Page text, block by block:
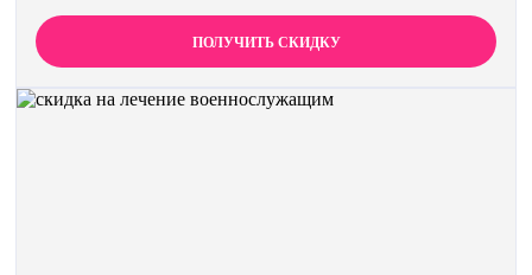
специальную цену на одновременное лечение. Второй
член семьи получает скидку 15%. Лечиться вместе
эффективнее и выгоднее.
ПОЛУЧИТЬ СКИДКУ